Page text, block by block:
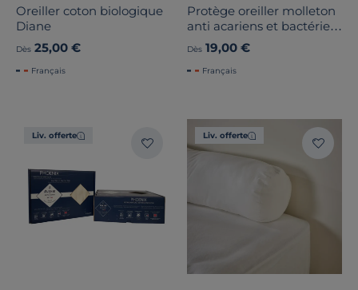
Oreiller coton biologique
Diane
Dès 25,00 €
Français
Protège oreiller molleton
anti acariens et bactérien
Anais
Dès 19,00 €
Français
Liv. offerte Liv. offerte